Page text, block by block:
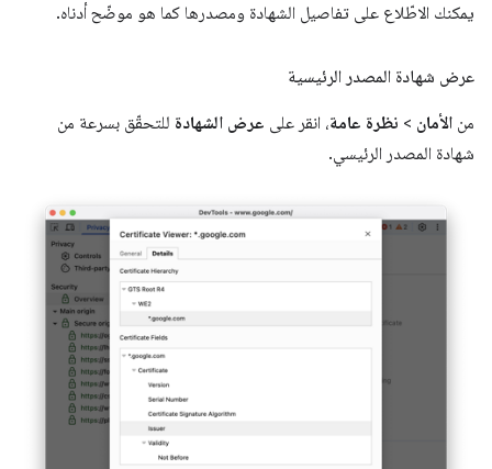
يمكنك الاطّلاع على تفاصيل الشهادة ومصدرها كما هو موضّح أدناه.
عرض شهادة المصدر الرئيسية
من الأمان > نظرة عامة، انقر على عرض الشهادة للتحقّق بسرعة من
شهادة المصدر الرئيسي.